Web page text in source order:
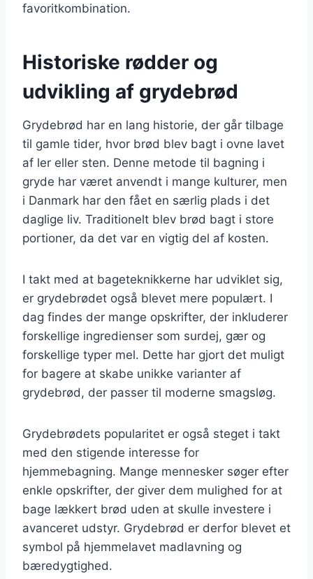
favoritkombination.
Historiske rødder og
udvikling af grydebrød
Grydebrød har en lang historie, der går tilbage
til gamle tider, hvor brød blev bagt i ovne lavet
af ler eller sten. Denne metode til bagning i
gryde har været anvendt i mange kulturer, men
i Danmark har den fået en særlig plads i det
daglige liv. Traditionelt blev brød bagt i store
portioner, da det var en vigtig del af kosten.
I takt med at bageteknikkerne har udviklet sig,
er grydebrødet også blevet mere populært. I
dag findes der mange opskrifter, der inkluderer
forskellige ingredienser som surdej, gær og
forskellige typer mel. Dette har gjort det muligt
for bagere at skabe unikke varianter af
grydebrød, der passer til moderne smagsløg.
Grydebrødets popularitet er også steget i takt
med den stigende interesse for
hjemmebagning. Mange mennesker søger efter
enkle opskrifter, der giver dem mulighed for at
bage lækkert brød uden at skulle investere i
avanceret udstyr. Grydebrød er derfor blevet et
symbol på hjemmelavet madlavning og
bæredygtighed.